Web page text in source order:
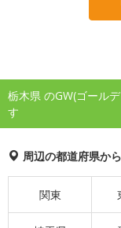
栃木県 のGW(ゴール
す
周辺の都道府県か
関東